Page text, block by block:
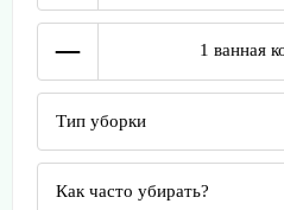
–
1 ванная
Тип уборки
Как часто убирать?